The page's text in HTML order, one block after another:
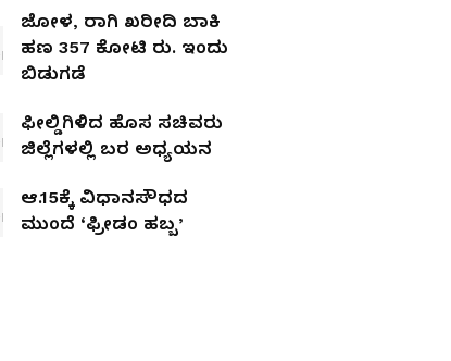
ಜೋಳ, ರಾಗಿ ಖರೀದಿ ಬಾಕಿ
ಹಣ 357 ಕೋಟಿ ರು. ಇಂದು
ಬಿಡುಗಡೆ
ಫೀಲ್ಡಿಗಿಳಿದ ಹೊಸ ಸಚಿವರು
ಜಿಲ್ಲೆಗಳಲ್ಲಿ ಬರ ಅಧ್ಯಯನ
ಆ.15ಕ್ಕೆ ವಿಧಾನಸೌಧದ
ಮುಂದೆ ‘ಫ್ರೀಡಂ ಹಬ್ಬ’